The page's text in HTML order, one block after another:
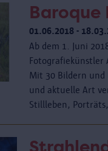
Baroque
01.06.2018 -
Ab dem 1. Juni
Fotografiekünstler
Mit 30 Bildern
und aktuelle Art
Stillleben,